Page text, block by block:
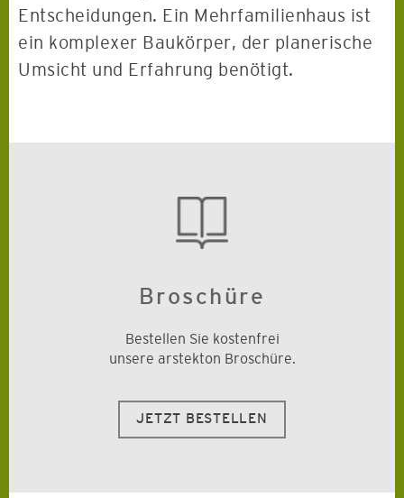
Entscheidungen. Ein Mehrfamilienhaus ist
ein komplexer Baukörper, der planerische
Umsicht und Erfahrung benötigt.
Broschüre
Bestellen Sie kostenfrei
unsere arstekton Broschüre.
JETZT BESTELLEN